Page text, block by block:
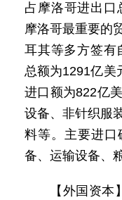
占摩洛哥进出口
摩洛哥最重要的
耳其等多方签有
总额为1291亿美
进口额为822亿
设备、非针织服
料等。主要进口
备、运输设备、
【外国资